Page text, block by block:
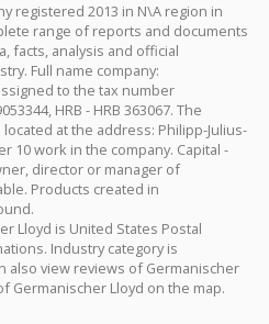
registered 2013 in N\A region in
range of reports and documents
facts, analysis and official
Full name company:
to the tax number
HRB - HRB 363067. The
at the address: Philipp-Julius-
10 work in the company. Capital -
director or manager of
Products created in
Lloyd is United States Postal
Industry category is
also view reviews of Germanischer
Germanischer Lloyd on the map.